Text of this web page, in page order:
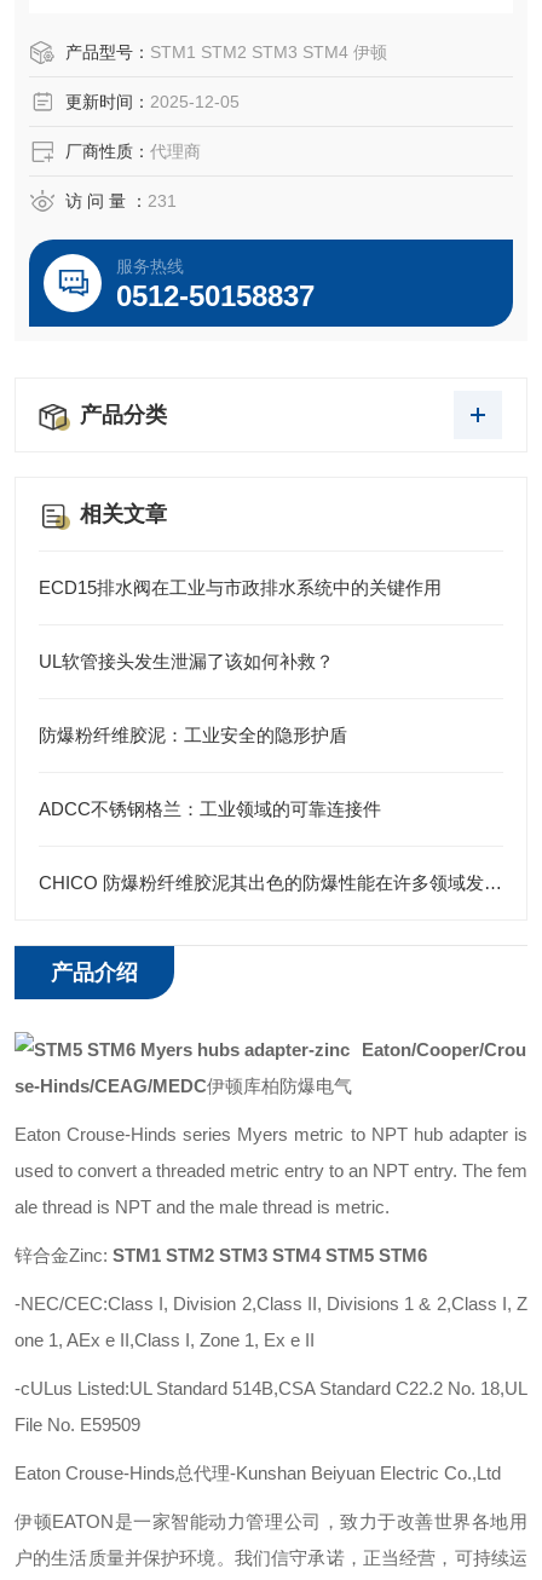
商业建筑等。
产品型号： STM1 STM2 STM3 STM4 伊顿
更新时间： 2025-12-05
厂商性质： 代理商
访 问 量 ： 231
服务热线
0512-50158837
产品分类
相关文章
ECD15排水阀在工业与市政排水系统中的关键作用
UL软管接头发生泄漏了该如何补救？
防爆粉纤维胶泥：工业安全的隐形护盾
ADCC不锈钢格兰：工业领域的可靠连接件
CHICO 防爆粉纤维胶泥其出色的防爆性能在许多领域发挥着重要的作用
产品介绍
Eaton/Cooper/Crou
se-Hinds/CEAG/MEDC伊顿库柏防爆电气
Eaton Crouse-Hinds series Myers metric to NPT hub adapter is
used to convert a threaded metric entry to an NPT entry. The fem
ale thread is NPT and the male thread is metric.
锌合金Zinc: STM1 STM2 STM3 STM4 STM5 STM6
-NEC/CEC:Class I, Division 2,Class II, Divisions 1 & 2,Class I, Z
one 1, AEx e II,Class I, Zone 1, Ex e II
-cULus Listed:UL Standard 514B,CSA Standard C22.2 No. 18,UL
File No. E59509
Eaton Crouse-Hinds总代理-Kunshan Beiyuan Electric Co.,Ltd
伊顿EATON是一家智能动力管理公司，致力于改善世界各地用
户的生活质量并保护环境。我们信守承诺，正当经营，可持续运